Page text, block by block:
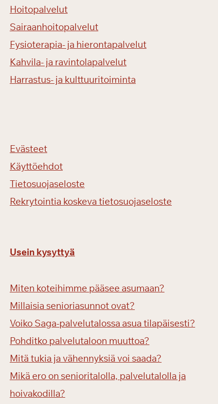
Hoitopalvelut
Sairaanhoitopalvelut
Fysioterapia- ja hierontapalvelut
Kahvila- ja ravintolapalvelut
Harrastus- ja kulttuuritoiminta
Evästeet
Käyttöehdot
Tietosuojaseloste
Rekrytointia koskeva tietosuojaseloste
Usein kysyttyä
Miten koteihimme pääsee asumaan?
Millaisia senioriasunnot ovat?
Voiko Saga-palvelutalossa asua tilapäisesti?
Pohditko palvelutaloon muuttoa?
Mitä tukia ja vähennyksiä voi saada?
Mikä ero on senioritalolla, palvelutalolla ja
hoivakodilla?